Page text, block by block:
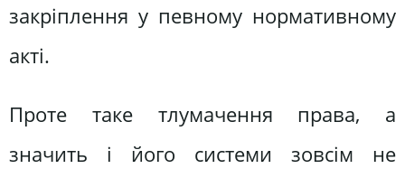
закріплення у певному нормативному
акті.
Проте таке тлумачення права, а
значить і його системи зовсім не